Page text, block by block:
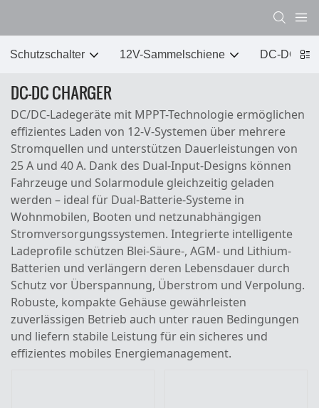
Schutzschalter 12V-Sammelschiene DC-DC
DC-DC CHARGER
DC/DC-Ladegeräte mit MPPT-Technologie ermöglichen
effizientes Laden von 12-V-Systemen über mehrere
Stromquellen und unterstützen Dauerleistungen von
25 A und 40 A. Dank des Dual-Input-Designs können
Fahrzeuge und Solarmodule gleichzeitig geladen
werden – ideal für Dual-Batterie-Systeme in
Wohnmobilen, Booten und netzunabhängigen
Stromversorgungssystemen. Integrierte intelligente
Ladeprofile schützen Blei-Säure-, AGM- und Lithium-
Batterien und verlängern deren Lebensdauer durch
Schutz vor Überspannung, Überstrom und Verpolung.
Robuste, kompakte Gehäuse gewährleisten
zuverlässigen Betrieb auch unter rauen Bedingungen
und liefern stabile Leistung für ein sicheres und
effizientes mobiles Energiemanagement.